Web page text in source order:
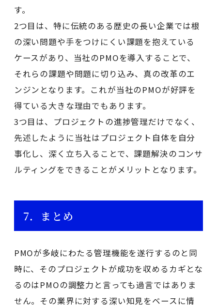
す。
2つ目は、特に伝統のある歴史の長い企業では根
の深い問題や手をつけにくい課題を抱えている
ケースがあり、当社のPMOを導入することで、
それらの課題や問題に切り込み、真の改革のエ
ンジンとなります。これが当社のPMOが好評を
得ている大きな理由でもあります。
3つ目は、プロジェクトの進捗管理だけでなく、
先述したように当社はプロジェクト自体を自分
事化し、深く立ち入ることで、課題解決のコンサ
ルティングをできることがメリットとなります。
7．まとめ
PMOが多岐にわたる管理機能を遂行するのと同
時に、そのプロジェクトが成功を収めるカギとな
るのはPMOの調整力と言っても過言ではありま
せん。その業界に対する深い知見をベースに情